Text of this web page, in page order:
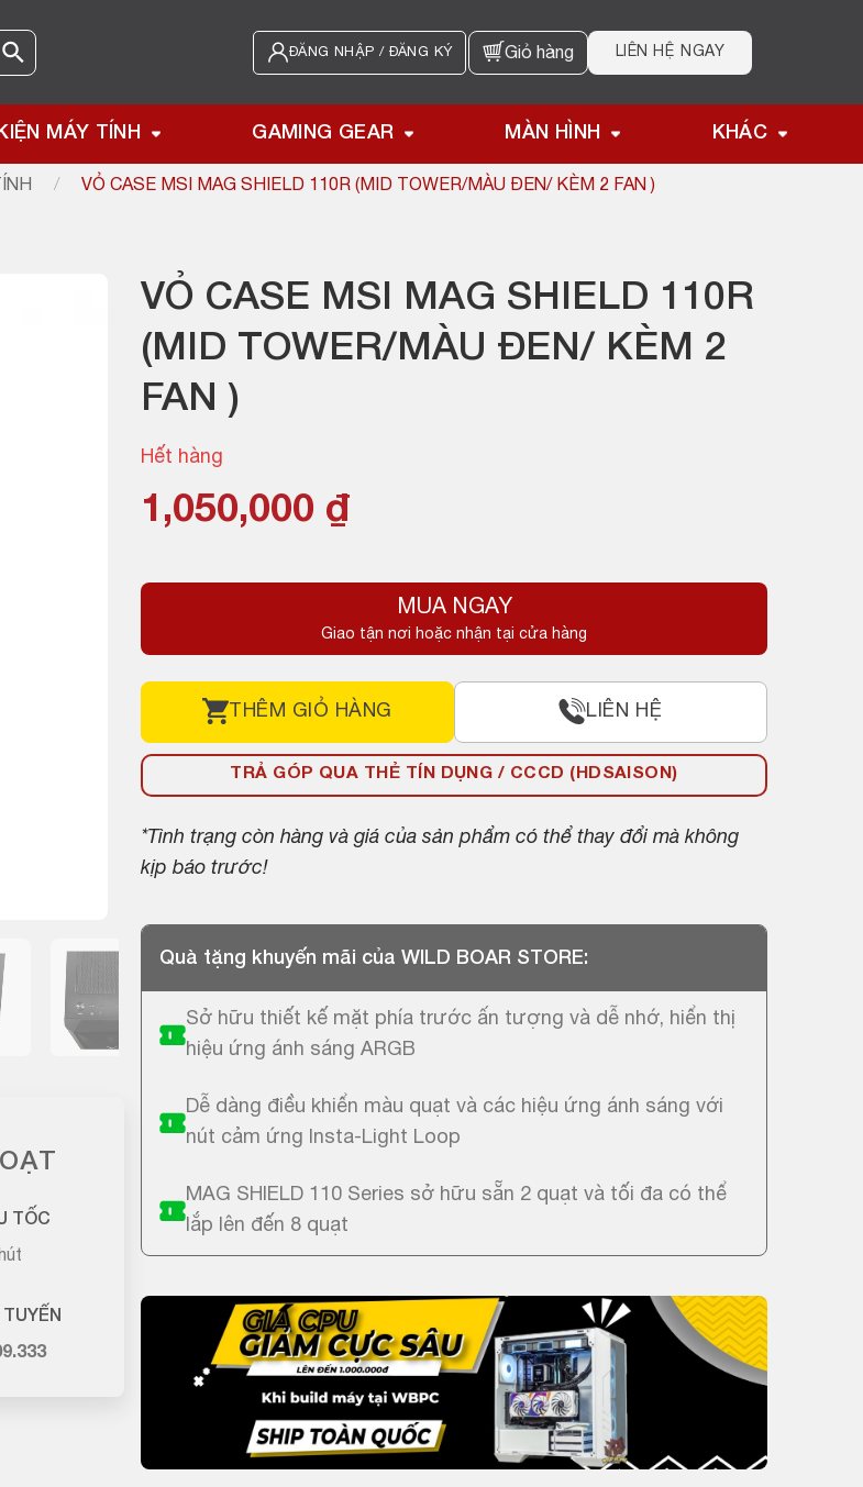
ĐĂNG NHẬP / ĐĂNG KÝ Giỏ hàng LIÊN HỆ NGAY
MÁY TÍNH GAMING GEAR MÀN HÌNH KHÁC
/ VỎ CASE MSI MAG SHIELD 110R (MID TOWER/MÀU ĐEN/ KÈM 2 FAN )
TỐC
VỎ CASE MSI MAG SHIELD 110R
(MID TOWER/MÀU ĐEN/ KÈM 2
FAN )
Hết hàng
1,050,000 ₫
MUA NGAY
Giao tận nơi hoặc nhận tại cửa hàng
THÊM GIỎ HÀNG LIÊN HỆ
TRẢ GÓP QUA THẺ TÍN DỤNG / CCCD (HDSAISON)
*Tình trạng còn hàng và giá của sản phẩm có thể thay đổi mà không
kịp báo trước!
Quà tặng khuyến mãi của WILD BOAR STORE:
Sở hữu thiết kế mặt phía trước ấn tượng và dễ nhớ, hiển thị
hiệu ứng ánh sáng ARGB
Dễ dàng điều khiển màu quạt và các hiệu ứng ánh sáng với
nút cảm ứng Insta-Light Loop
MAG SHIELD 110 Series sở hữu sẵn 2 quạt và tối đa có thể
lắp lên đến 8 quạt